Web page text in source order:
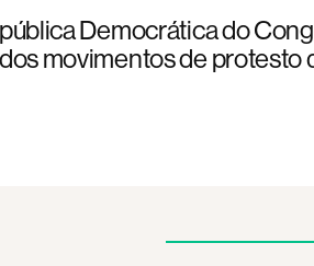
Democrática do
movimentos de protesto